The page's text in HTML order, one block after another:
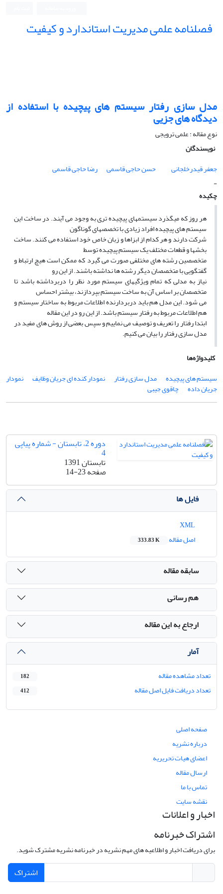
فصلنامه علمی مدیریت استاندارد و کیفیت
مدل سازی رفتار سیستم های پیچیده با استفاده از
دیدگاه های جزیی
نوع مقاله : علمی ترویجی
نویسندگان
جعفر قیدرخلجانی
حسن حاجی قاسمی
رضا حاجی قاسمی
-
چکیده
هر روز که میگذرد سیستمهای پیچیده تری به وجود می آیند. در ساخت این
سیستم های پیچیده افراد زیادی با تخصصهای گوناگون
شرکت دارند و هر کدام از ابزاها و زبان خاص خود استفاده می کنند. ساخت
بخشها و قطعات مختلف یک سیستم پیچیده توسط
متخصصین رشته های مختلفی صورت می گیرد که ممکن است هیچ ارتباط و
گفتگویی با متخصصان دیگر رشته ها نداشته باشند. از این رو
نیاز به مدلی که تمام ویژگیهای سیستم مورد نظر را دربرداشته باشد تا
متخصصان بر اساس آن به ساخت سیستم بپردازند، بیشتر احساس
می شود. این مدل هم باید دربردارنده اطلاعات مربوط به ساختار سیستم و
هم اطلاعات مربوط به رفتار سیستم باشد. از این رو در این مقاله
ابتدا رفتار را تعریف و توصیف می نماییم و سپس بعضی از روش های مفید در
مدل سازی رفتار را بیان می کنیم.
کلیدواژه‌ها
سیستم های پیچیده
مدل سازی رفتار نمودار کنده ای جریان وظایف نمودار
جریان داده چاقوی جیبی
دوره 2، تابستان - شماره پیاپی
4
تابستان 1391
صفحه14-23
فایل ها
اصل مقاله
333.83 K
سابقه مقاله
هم رسانی
ارجاع به این مقاله
آمار
تعداد مشاهده مقاله 182
تعداد دریافت فایل اصل مقاله 412
صفحه اصلی
درباره نشریه
اعضای هیات تحریریه
ارسال مقاله
تماس با ما
نقشه سایت
اخبار و اعلانات
اشتراک خبرنامه
برای دریافت اخبار و اطلاعیه های مهم نشریه در خبرنامه نشریه مشترک شوید.
اشتراک